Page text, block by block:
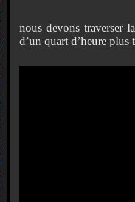
nous devons traverser
d’un quart d’heure